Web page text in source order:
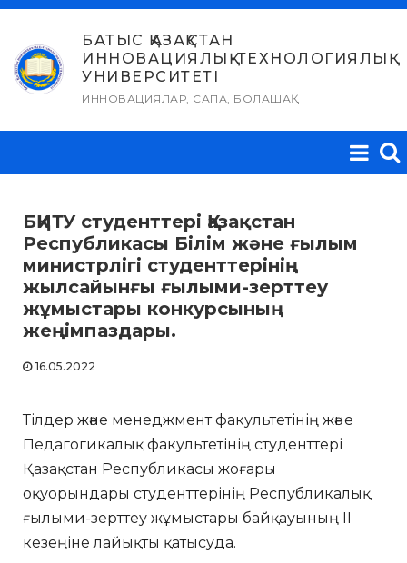
Skip
content
БАТЫС ҚАЗАҚСТАН
ИННОВАЦИЯЛЫҚ-ТЕХНОЛОГИЯЛЫҚ
УНИВЕРСИТЕТІ
ИННОВАЦИЯЛАР, САПА, БОЛАШАҚ
БҚИТУ студенттері Қазақстан
Республикасы Білім және ғылым
министрлігі студенттерінің
жылсайынғы ғылыми-зерттеу
жұмыстары конкурсының
жеңімпаздары.
16.05.2022
Тілдер және менеджмент факультетінің және
Педагогикалық факультетінің студенттері
Қазақстан Республикасы жоғары
оқуорындары студенттерінің Республикалық
ғылыми-зерттеу жұмыстары байқауының II
кезеңіне лайықты қатысуда.